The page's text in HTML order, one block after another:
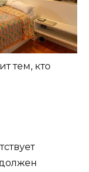
тем, кто